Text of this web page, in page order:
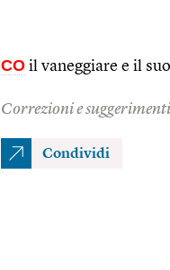
CO il vaneggiare e il
Correzioni e suggerimenti
Condividi